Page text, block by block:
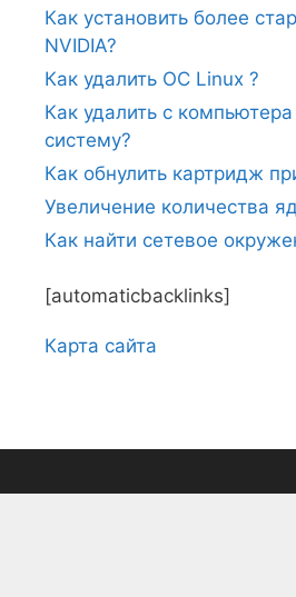
Как установить более
NVIDIA?
Как удалить ОС Linux ?
Как удалить с
систему?
Как обнулить картридж
Увеличение количества
Как найти сетевое
[automaticbacklinks]
Карта сайтa